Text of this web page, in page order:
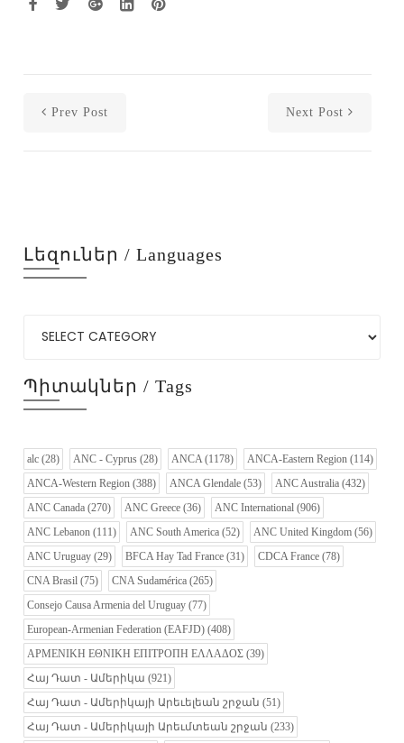
Prev Post Next Post
Լեզուներ / Languages
Պիտակներ / Tags
alc (28) ANC - Cyprus (28) ANCA (1178) ANCA-Eastern Region (114)
ANCA-Western Region (388) ANCA Glendale (53) ANC Australia (432)
ANC Canada (270) ANC Greece (36) ANC International (906)
ANC Lebanon (111) ANC South America (52) ANC United Kingdom (56)
ANC Uruguay (29) BFCA Hay Tad France (31) CDCA France (78)
CNA Brasil (75) CNA Sudamérica (265)
Consejo Causa Armenia del Uruguay (77)
European-Armenian Federation (EAFJD) (408)
ΑΡΜΕΝΙΚΗ ΕΘΝΙΚΗ ΕΠΙΤΡΟΠΗ ΕΛΛΑΔΟΣ (39)
Հայ Դատ - Ամերիկա (921)
Հայ Դատ - Ամերիկայի Արեւելեան շրջան (51)
Հայ Դատ - Ամերիկայի Արեւմտեան շրջան (233)